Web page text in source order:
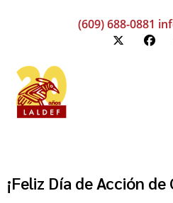
(609) 688-0881
¡Feliz Día de Acción de